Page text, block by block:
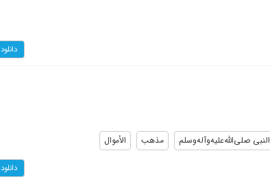
دانلود
النبی صلی‌الله‌علیه‌وآله‌وسلم مذهب الأموال
دانلود